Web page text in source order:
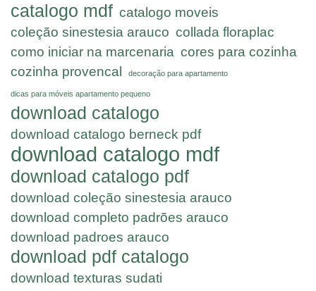
catalogo mdf catalogo moveis
coleção sinestesia arauco collada floraplac
como iniciar na marcenaria cores para cozinha
cozinha provencal
decoração para apartamento
dicas para móveis apartamento pequeno
download catalogo
download catalogo berneck pdf
download catalogo mdf
download catalogo pdf
download coleção sinestesia arauco
download completo padrões arauco
download padroes arauco
download pdf catalogo
download texturas sudati